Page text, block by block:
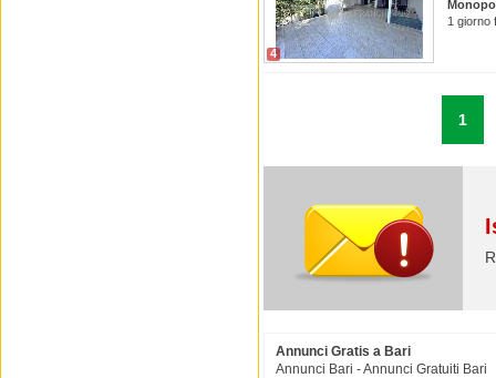
4
1 giorno
1
Annunci Gratis a Bari
Annunci Bari - Annunci Gratuiti Bari